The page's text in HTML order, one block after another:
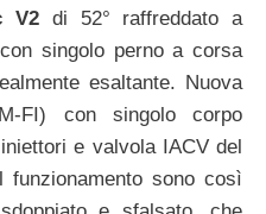
V2 di 52° raffreddato a
singolo perno a corsa
esaltante. Nuova
FI) con singolo corpo
e valvola IACV del
funzionamento sono così